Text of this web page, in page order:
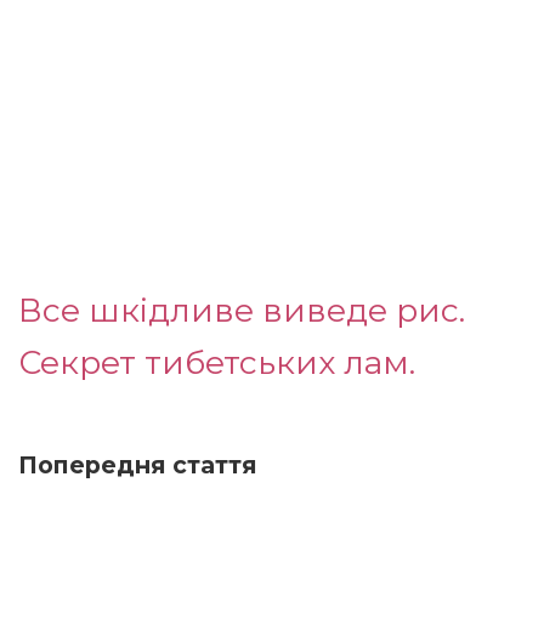
Все шкідливе виведе рис.
Секрет тибетських лам.
Попередня стаття